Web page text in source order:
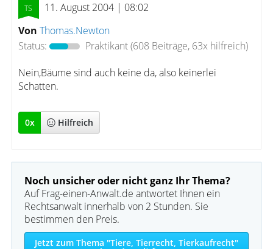
11. August 2004 | 08:02
Von Thomas.Newton
Status:
Praktikant(608 Beiträge, 63x hilfreich)
Nein,Bäume sind auch keine da, also keinerlei
Schatten.
0x Hilfreich
Noch unsicher oder nicht ganz Ihr Thema?
Auf Frag-einen-Anwalt.de antwortet Ihnen ein
Rechtsanwalt innerhalb von 2 Stunden. Sie
bestimmen den Preis.
Jetzt zum Thema "Tiere, Tierrecht, Tierkaufrecht"